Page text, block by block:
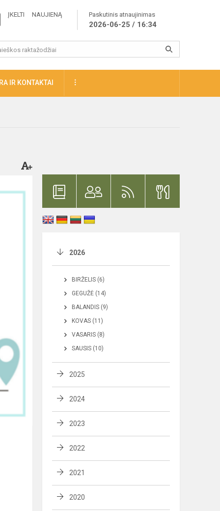
ĮKELTI NAUJIENĄ Paskutinis atnaujinimas
2026-06-25 / 16:34
IR KONTAKTAI
2026
BIRŽELIS (6)
GEGUŽĖ (14)
BALANDIS (9)
KOVAS (11)
VASARIS (8)
SAUSIS (10)
2025
2024
2023
2022
2021
2020